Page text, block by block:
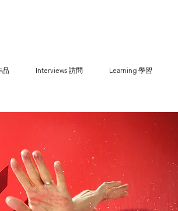
品 Interviews 訪問 Learning 學習